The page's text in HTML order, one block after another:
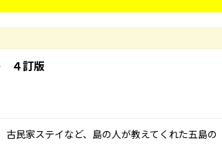
４訂版
民家ステイなど、島の人が教えてくれた五島の